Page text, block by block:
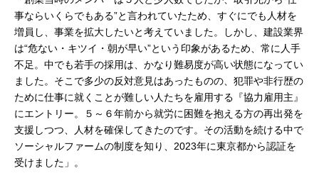
事ならいくらでもある”と言われていたため、すぐにでも人材を
増員し、事業を拡大したいと考えていました。しかし、建設業界
は“危ない・キツイ・朝が早い”という印象があるため、常に人手
不足。中でも若手の採用は、かなり難易度が高い状態になってい
ました。そこで多少の反対意見はあったものの、犯罪や非行歴の
ために仕事に就くことが難しい人たちを雇用する『協力雇用主』
にエントリー。５～６年前から就労に困難を抱える方の再出発を
支援しつつ、人材を確保してきたのです。その活動を続ける中で
ソーシャルファームの制度を知り、2023年に東京都から認証を
受けました」。